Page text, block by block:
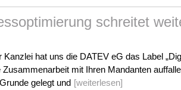
schreitet
hat uns die DATEV eG das Label
mit Ihren Mandanten
gelegt und [weiterlesen]